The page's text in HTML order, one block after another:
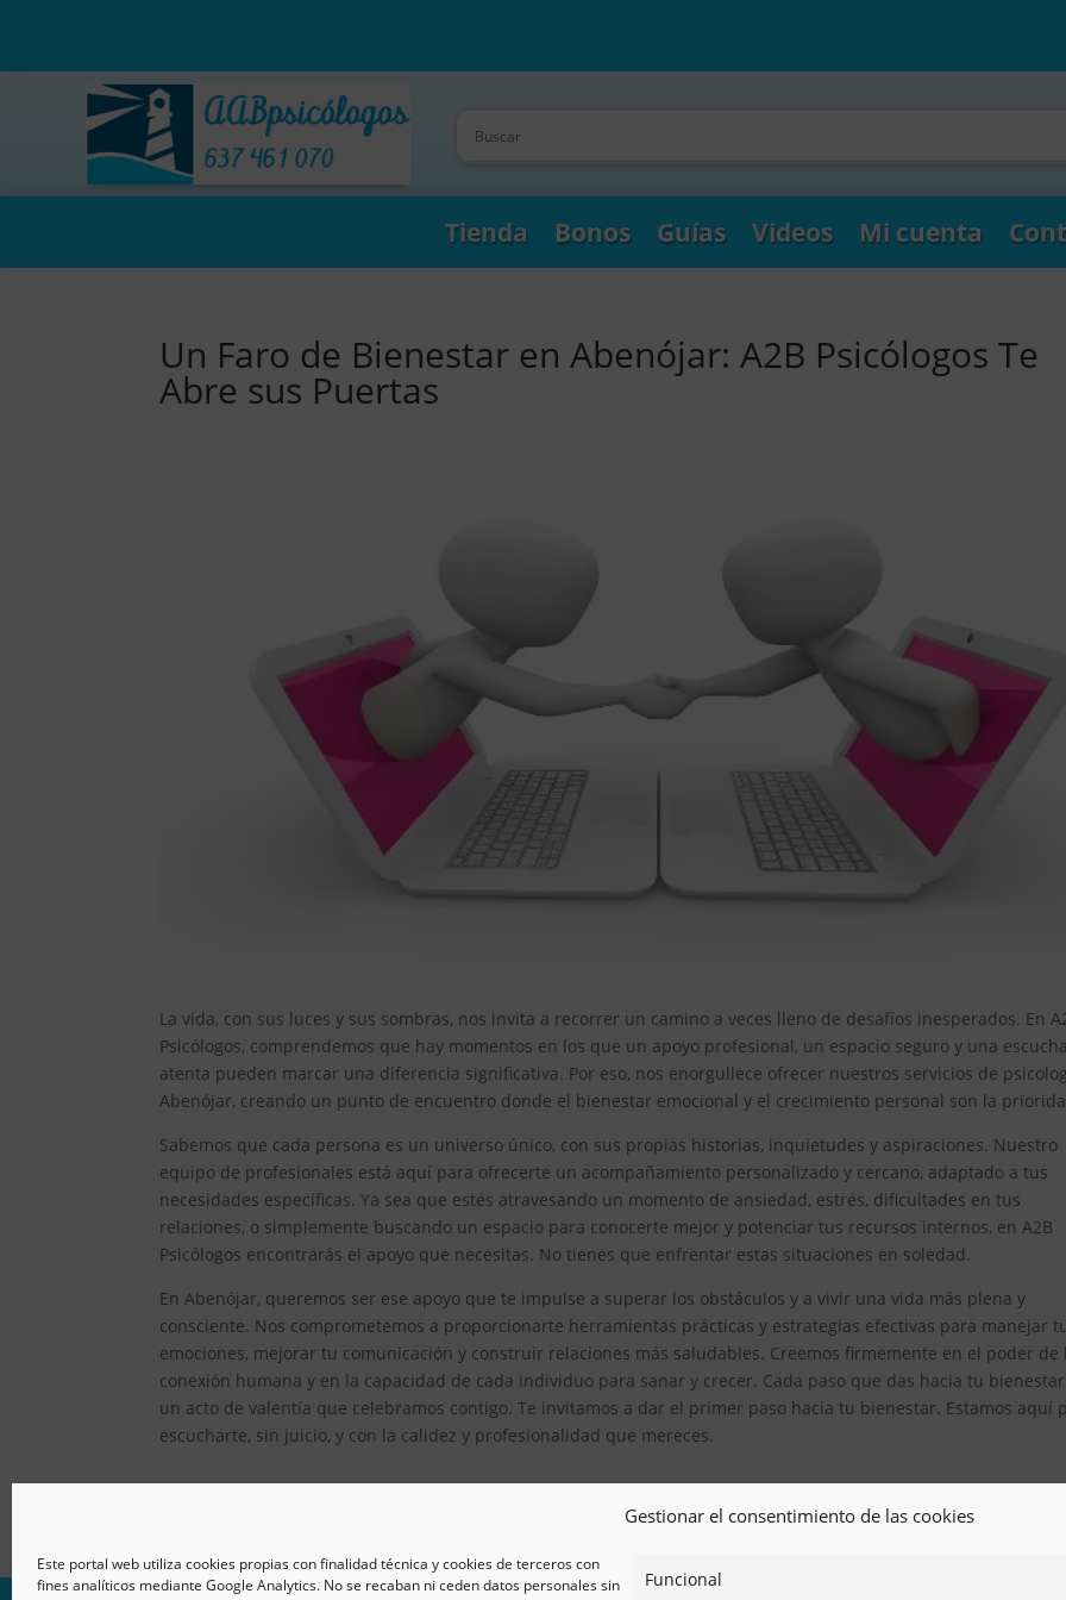
Gestionar el consentimiento de las cookies
Este portal web utiliza cookies propias con finalidad técnica y cookies de terceros con
fines analíticos mediante Google Analytics. No se recaban ni ceden datos personales sin
Funcional
Tienda Bonos Guías Videos Mi cuenta
Un Faro de Bienestar en Abenójar: A2B Psicólogos Te
Abre sus Puertas
La vida, con sus luces y sus sombras, nos invita a recorrer un camino a veces lleno de desafíos inesperados. En
Psicólogos, comprendemos que hay momentos en los que un apoyo profesional, un espacio seguro y una
atenta pueden marcar una diferencia significativa. Por eso, nos enorgullece ofrecer nuestros servicios de
Abenójar, creando un punto de encuentro donde el bienestar emocional y el crecimiento personal son la
Sabemos que cada persona es un universo único, con sus propias historias, inquietudes y aspiraciones. Nuestro
equipo de profesionales está aquí para ofrecerte un acompañamiento personalizado y cercano, adaptado a tus
necesidades específicas. Ya sea que estés atravesando un momento de ansiedad, estrés, dificultades en tus
relaciones, o simplemente buscando un espacio para conocerte mejor y potenciar tus recursos internos, en A2B
Psicólogos encontrarás el apoyo que necesitas. No tienes que enfrentar estas situaciones en soledad.
En Abenójar, queremos ser ese apoyo que te impulse a superar los obstáculos y a vivir una vida más plena y
consciente. Nos comprometemos a proporcionarte herramientas prácticas y estrategias efectivas para manejar
emociones, mejorar tu comunicación y construir relaciones más saludables. Creemos firmemente en el poder de
conexión humana y en la capacidad de cada individuo para sanar y crecer. Cada paso que das hacia tu
un acto de valentía que celebramos contigo. Te invitamos a dar el primer paso hacia tu bienestar. Estamos aquí
escucharte, sin juicio, y con la calidez y profesionalidad que mereces.